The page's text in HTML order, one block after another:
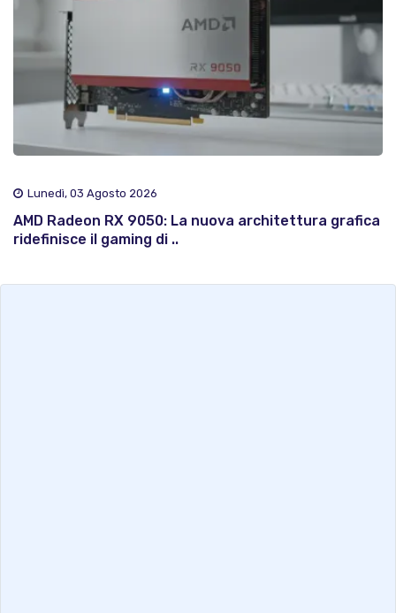
Lunedì, 03 Agosto 2026
AMD Radeon RX 9050: La nuova architettura grafica
ridefinisce il gaming di ..